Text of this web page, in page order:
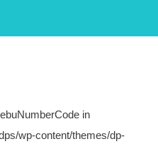
in
wp-content/themes/dp-